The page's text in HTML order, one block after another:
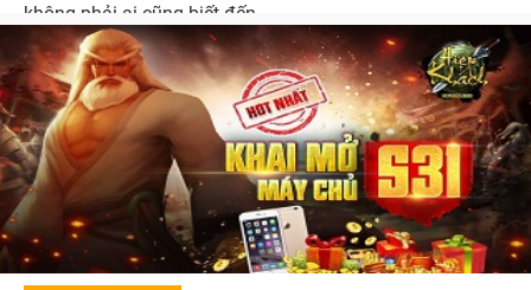
không phải ai cũng biết đến.